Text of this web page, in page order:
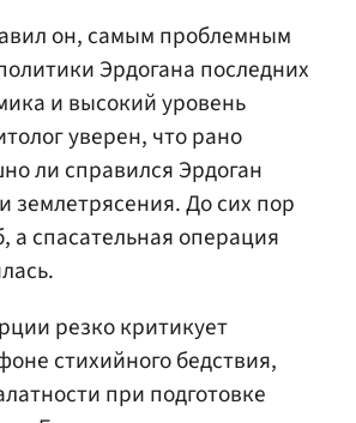
он, самым проблемным
Эрдогана последних
и высокий уровень
уверен, что рано
ли справился Эрдоган
землетрясения. До сих пор
а спасательная операция
резко критикует
стихийного бедствия,
при подготовке